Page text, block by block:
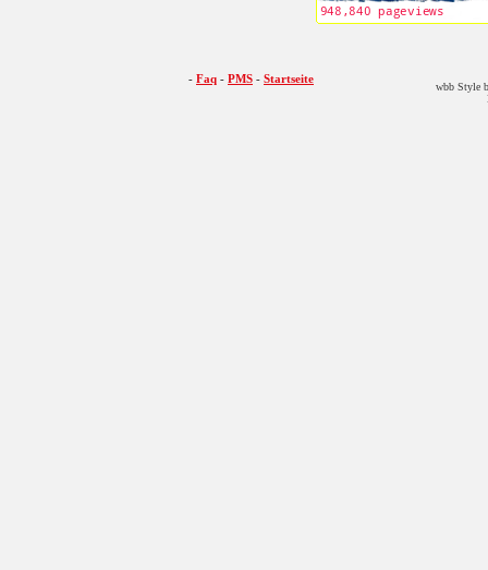
- Faq - PMS - Startseite
wbb Style